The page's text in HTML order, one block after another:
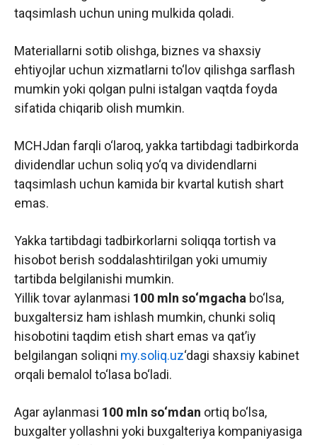
taqsimlash uchun uning mulkida qoladi.
Materiallarni sotib olishga, biznes va shaxsiy
ehtiyojlar uchun xizmatlarni to‘lov qilishga sarflash
mumkin yoki qolgan pulni istalgan vaqtda foyda
sifatida chiqarib olish mumkin.
MCHJdan farqli o‘laroq, yakka tartibdagi tadbirkorda
dividendlar uchun soliq yo‘q va dividendlarni
taqsimlash uchun kamida bir kvartal kutish shart
emas.
Yakka tartibdagi tadbirkorlarni soliqqa tortish va
hisobot berish soddalashtirilgan yoki umumiy
tartibda belgilanishi mumkin.
Yillik tovar aylanmasi 100 mln so‘mgacha bo‘lsa,
buxgaltersiz ham ishlash mumkin, chunki soliq
hisobotini taqdim etish shart emas va qat’iy
belgilangan soliqni my.soliq.uz‘dagi shaxsiy kabinet
orqali bemalol to‘lasa bo‘ladi.
Agar aylanmasi 100 mln so‘mdan ortiq bo‘lsa,
buxgalter yollashni yoki buxgalteriya kompaniyasiga